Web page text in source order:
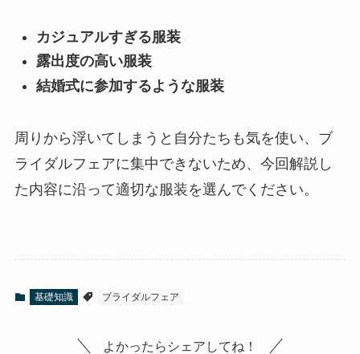
カジュアルすぎる服装
露出度の高い服装
結婚式に参加するような服装
周りから浮いてしまうと自分たちも気を使い、ブ
ライダルフェアに集中できないため、今回解説し
た内容に沿って適切な服装を選んでください。
基礎知識 ブライダルフェア
よかったらシェアしてね！